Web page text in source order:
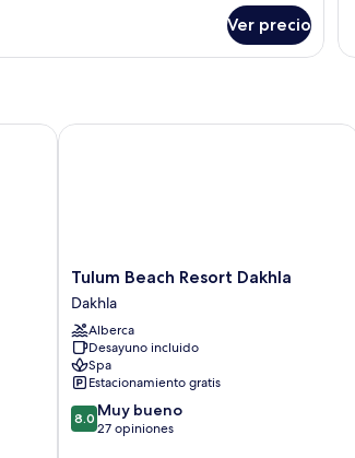
Ver precio
con
Tulum
Beach
Resort
Dakhla
Dakhla
Tulum Beach Resort Dakhla
Dakhla
Alberca
Desayuno incluido
Spa
Estacionamiento gratis
8.0
de
8.0 Muy bueno
27 opiniones
Tulum Beach Resort Dakhla